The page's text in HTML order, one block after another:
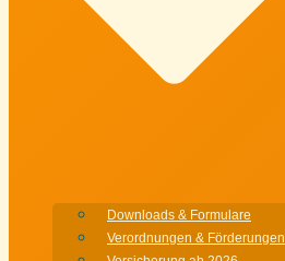
Downloads & Formulare
Verordnungen & Förderungen